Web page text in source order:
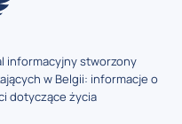
informacyjny stworzony
w Belgii: informacje o
dotyczące życia